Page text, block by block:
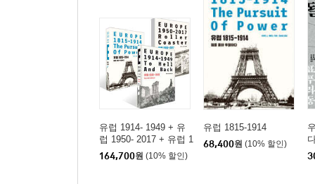
유럽 1914- 1949 + 유
럽 1950- 2017 + 유럽 1
815- 1914 세트
164,700원 (10% 할인)
유럽 1815-1914
68,400원 (10% 할인)